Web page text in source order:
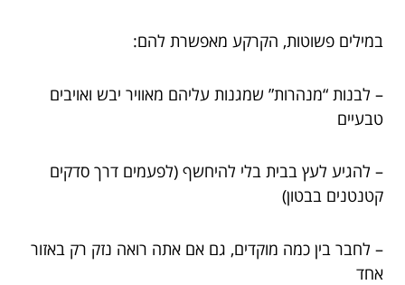
במילים פשוטות, הקרקע מאפשרת להם:
– לבנות “מנהרות” שמגנות עליהם מאוויר יבש ואויבים
טבעיים
– להגיע לעץ בבית בלי להיחשף (לפעמים דרך סדקים
קטנטנים בבטון)
– לחבר בין כמה מוקדים, גם אם אתה רואה נזק רק באזור
אחד